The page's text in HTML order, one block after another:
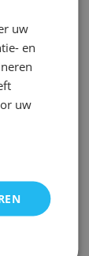
Dan slaag je
In ons
meubels
uw
en
uw